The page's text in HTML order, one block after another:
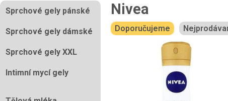
Sprchové gely pánské
Sprchové gely dámské
Sprchové gely XXL
Intimní mycí gely
Nivea
Doporučujeme